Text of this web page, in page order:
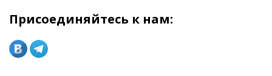
Присоединяйтесь к нам: